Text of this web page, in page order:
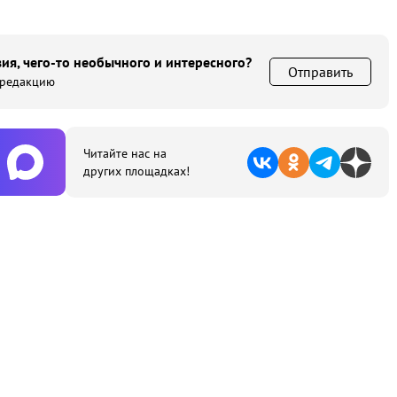
чего-то необычного и интересного?
Отправить
Читайте нас на
других площадках!